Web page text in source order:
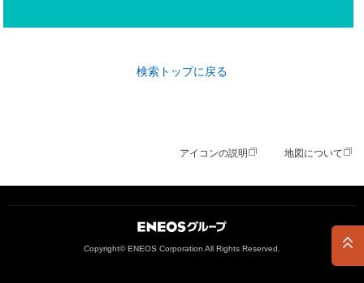
検索トップに戻る
アイコンの説明 地図について
Copyright© ENEOS Corporation All Rights Reserved.